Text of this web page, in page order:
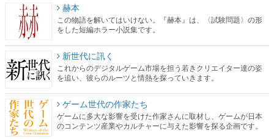
赫本
この物語を解いてはいけない。『赫本』は、〈試験問題〉の形
をした短編ホラー小説集です。
新世代に訊く
これからのデジタルゲーム市場を担う若きクリエイター達の姿
を追い、彼らのルーツと情熱を探っていきます。
ゲーム世代の作家たち
ゲームに多大な影響を受けた作家さんに取材し、ゲームが日本
のコンテンツ産業やカルチャーに与えた影響を探る企画です。